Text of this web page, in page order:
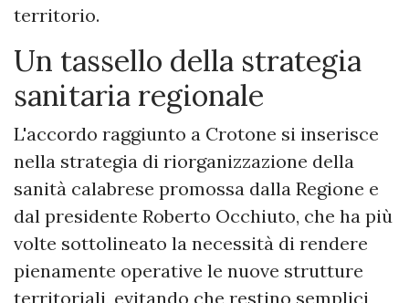
territorio.
Un tassello della strategia
sanitaria regionale
L'accordo raggiunto a Crotone si inserisce
nella strategia di riorganizzazione della
sanità calabrese promossa dalla Regione e
dal presidente Roberto Occhiuto, che ha più
volte sottolineato la necessità di rendere
pienamente operative le nuove strutture
territoriali, evitando che restino semplici